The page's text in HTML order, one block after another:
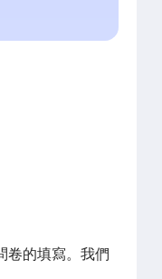
卷的填寫。我們